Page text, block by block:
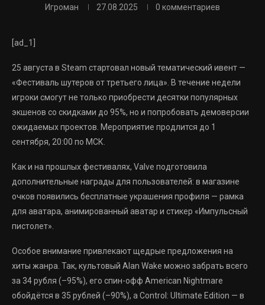
Игроман 27.08.2025 0 комментариев
[ad_1]
25 августа в Steam стартовал новый тематический ивент —
«Фестиваль шутеров от третьего лица». В течение недели
игроки смогут не только приобрести десятки популярных
экшенов со скидками до 95%, но и попробовать демоверсии
ожидаемых проектов. Мероприятие продлится до 1
сентября, 20:00 по МСК.
Как и на прошлых фестивалях, Valve подготовила
дополнительные награды для пользователей: в магазине
очков появились бесплатные украшения профиля — рамка
для аватара, анимированный аватар и стикер «Импульсный
пистолет».
Особое внимание привлекают щедрые предложения на
хиты жанра. Так, культовый Alan Wake можно забрать всего
за 34 рубля (–95%), его спин-офф American Nightmare
обойдётся в 35 рублей (–90%), а Control: Ultimate Edition — в